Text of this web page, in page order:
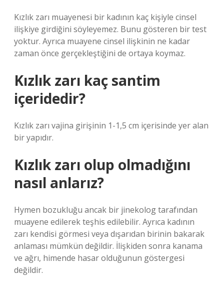
Kızlık zarı muayenesi bir kadının kaç kişiyle cinsel
ilişkiye girdiğini söyleyemez. Bunu gösteren bir test
yoktur. Ayrıca muayene cinsel ilişkinin ne kadar
zaman önce gerçekleştiğini de ortaya koymaz.
Kızlık zarı kaç santim
içeridedir?
Kızlık zarı vajina girişinin 1-1,5 cm içerisinde yer alan
bir yapıdır.
Kızlık zarı olup olmadığını
nasıl anlarız?
Hymen bozukluğu ancak bir jinekolog tarafından
muayene edilerek teşhis edilebilir. Ayrıca kadının
zarı kendisi görmesi veya dışarıdan birinin bakarak
anlaması mümkün değildir. İlişkiden sonra kanama
ve ağrı, himende hasar olduğunun göstergesi
değildir.